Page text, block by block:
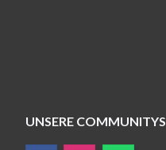
UNSERE COMMUNITYS